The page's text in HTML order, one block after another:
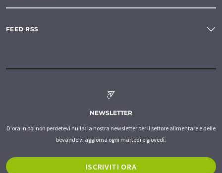
FEED RSS
NEWSLETTER
D'ora in poi non perdetevi nulla: la nostra newsletter per il settore alimentare e delle
bevande vi aggiorna ogni martedì e giovedì.
ISCRIVITI ORA